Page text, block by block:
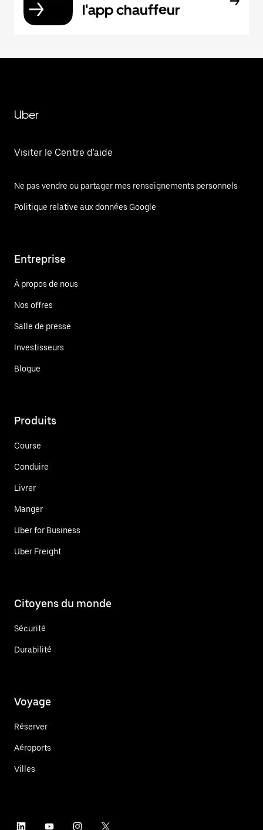
l'app chauffeur
Uber
Visiter le Centre d'aide
Ne pas vendre ou partager mes renseignements personnels
Politique relative aux données Google
Entreprise
À propos de nous
Nos offres
Salle de presse
Investisseurs
Blogue
Produits
Course
Conduire
Livrer
Manger
Uber for Business
Uber Freight
Citoyens du monde
Sécurité
Durabilité
Voyage
Réserver
Aéroports
Villes